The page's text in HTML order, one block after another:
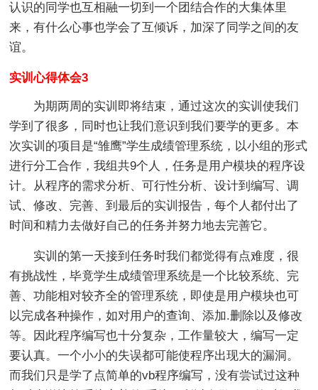
认识的同学也互相融一切到一个团结合作的大集体里
来，有什么心事也学会了互倾诉，加深了同学之间的友
谊。
实训心得体会3
为期两周的实训即将结束，通过这次的实训使我们
学到了很多，同时也让我们意识到我们要学的更多。本
次实训的项目是“雏鹰”学生成绩管理系统，以小组的形式
进行分工合作，我组共9个人，任务是用户模块的程序设
计。从程序的需求分析、可行性分析、设计到编写、调
试、修改、完善、到最后的实训报告，每个人都付出了
时间和精力去做好自己的任务并努力地去完善它。
实训的第一天接到任务时我们都觉得有点难度，很
有挑战性，毕竟学生成绩管理系统是一个比较系统、完
善、功能相对较齐全的管理系统，即使是用户模块也可
以完成各种操作，如对用户的查询、添加.删除以及修改
等。因此程序编写也十分复杂，工作量较大，编写一定
要认真。一个小小的失误都可能使程序出现大的漏洞。
而我们只是学了点简单的vb程序编写，没有尝试过这种